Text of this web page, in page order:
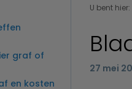
graf of
en kosten
U bent hier:
27 mei